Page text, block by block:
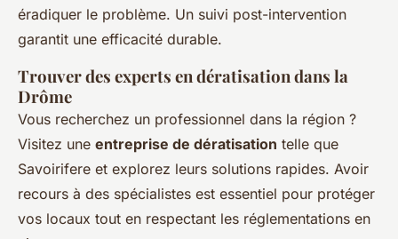
éradiquer le problème. Un suivi post-intervention
garantit une efficacité durable.
Trouver des experts en dératisation dans la
Drôme
Vous recherchez un professionnel dans la région ?
Visitez une entreprise de dératisation telle que
Savoirifere et explorez leurs solutions rapides. Avoir
recours à des spécialistes est essentiel pour protéger
vos locaux tout en respectant les réglementations en